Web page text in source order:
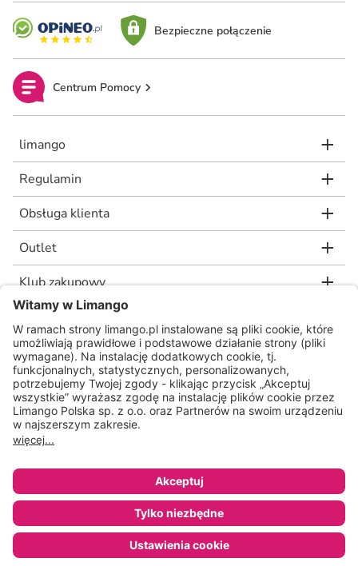
Bezpieczne połączenie
Centrum Pomocy
limango
Regulamin
Obsługa klienta
Outlet
Klub zakupowy
limango.de limango.nl
* Rekomendowana, niewiążąca cena detaliczna producenta, jaką wskazał nam
nasz dostawca. Wartość procentowa oznacza różnicę pomiędzy naszą ceną a
rekomendowaną ceną detaliczną producenta.
ᵃ Regulamin oraz warunki promocji dostępne na stronie
www.limango.pl/invite